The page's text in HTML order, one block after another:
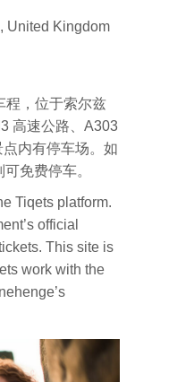
United Kingdom
程，位于索尔兹
高速公路、A303
内有停车场。如
免费停车。
Tiqets platform.
official
This site is
work with the